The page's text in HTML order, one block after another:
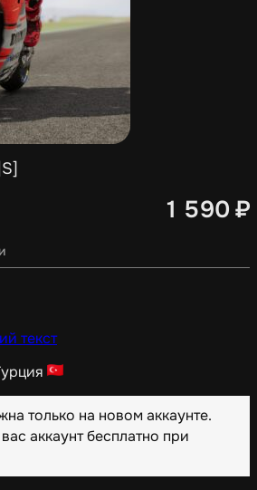
1 590 ₽
текст
только на новом аккаунте.
аккаунт бесплатно при